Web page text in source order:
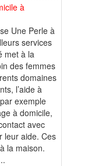
à
Une Perle à
services
met à la
des femmes
domaines
l’aide à
exemple
à domicile,
avec
leur aide. Ces
la maison.